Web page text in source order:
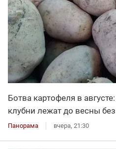
Ботва картофеля в
клубни лежат до весны
Панорама вчера, 21:30